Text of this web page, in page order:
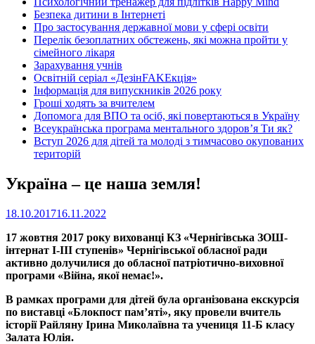
Безпека дитини в Інтернеті
Про застосування державної мови у сфері освіти
Перелік безоплатних обстежень, які можна пройти у
сімейного лікаря
Зарахування учнів
Освітній серіал «ДезінFAKEкція»
Інформація для випускників 2026 року
Гроші ходять за вчителем
Допомога для ВПО та осіб, які повертаються в Україну
Всеукраїнська програма ментального здоров’я Ти як?
Вступ 2026 для дітей та молоді з тимчасово окупованих
територій
Україна – це наша земля!
18.10.201716.11.2022
17 жовтня 2017 року вихованці КЗ «Чернігівська ЗОШ-
інтернат І-ІІІ ступенів» Чернігівської обласної ради
активно долучилися до обласної патріотично-виховної
програми «Війна, якої немає!».
В рамках програми для дітей була організована екскурсія
по виставці «Блокпост пам’яті», яку провели вчитель
історії Райляну Ірина Миколаївна та учениця 11-Б класу
Залата Юлія.